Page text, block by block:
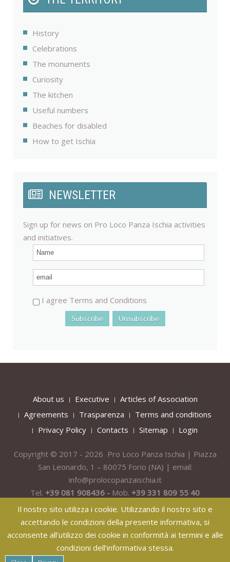
History
Celebrations
The monuments
Curiosity
The kitchen
Useful numbers
Beaches for disabled
How to get Ischia
NEWSLETTER
Sign up for news on Pro Loco Panza Ischia activities
and initiatives.
I agree Terms and Conditions
About us Executive
Articles of Association
Agreements
Trasparenza
Terms and conditions
Privacy Policy
Contacts Sitemap Login
Copyright © 2017 - 2026 Pro Loco Panza Ischia | Piazza
San Leonardo, 1 – 80075 Forio (NA) | email:
info@prolocopanzaischia.it
Tel. +39 081 908436 - Mob. +39 331 809 55 40
Il nostro sito utilizza i cookie. Utilizzando il nostro sito e
accettando le condizioni della presente informativa, si
acconsente all'utilizzo dei cookie in conformità ai termini e alle
condizioni dell’informativa stessa.
纸飞机下载纸飞机官网纸飞机官网下载纸飞机下载safew官网